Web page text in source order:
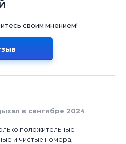
своим мнением!
в сентябре 2024
положительные
и чистые номера,